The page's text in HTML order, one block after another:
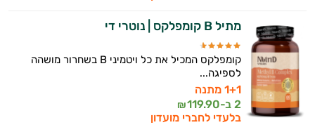
מתיל B קומפלקס | נוטרי די
קומפלקס המכיל את כל ויטמיני B בשחרור מושהה
לספיגה...
1+1 מתנה
2 ב-
119.90
₪
בלעדי לחברי מועדון